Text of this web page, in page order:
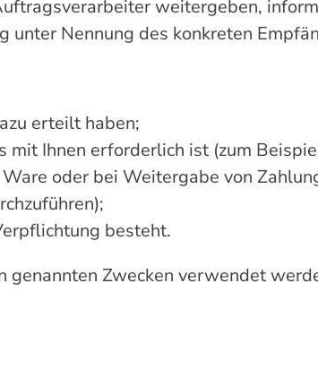
weitergeben,
Nennung des konkreten
erteilt haben;
Ihnen erforderlich ist (zum
oder bei Weitergabe von
besteht.
genannten Zwecken verwendet